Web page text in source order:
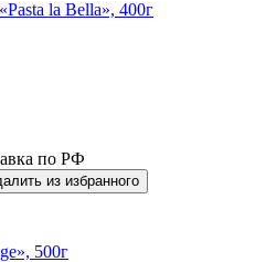
la Bella», 400г
по РФ
500г